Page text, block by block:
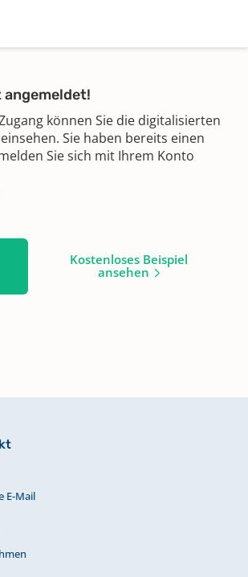
können Sie die digitalisierten
Sie haben bereits einen
Sie sich mit Ihrem Konto
Kostenloses Beispiel
ansehen
E-Mail